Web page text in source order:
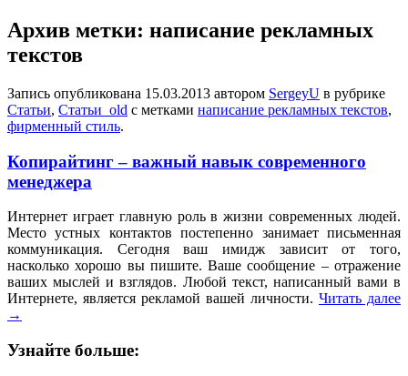
Архив метки: написание рекламных
текстов
Запись опубликована 15.03.2013 автором SergeyU в рубрике
Статьи, Статьи_old с метками написание рекламных текстов,
фирменный стиль.
Копирайтинг – важный навык современного
менеджера
Интернет играет главную роль в жизни современных людей.
Место устных контактов постепенно занимает письменная
коммуникация. Сегодня ваш имидж зависит от того,
насколько хорошо вы пишите. Ваше сообщение – отражение
ваших мыслей и взглядов. Любой текст, написанный вами в
Интернете, является рекламой вашей личности. Читать далее
→
Узнайте больше: